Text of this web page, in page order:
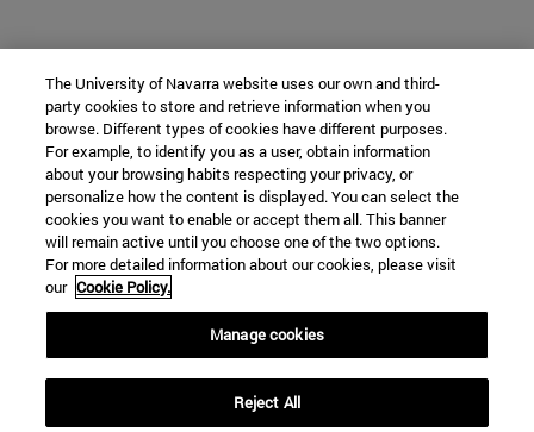
The University of Navarra website uses our own and third-
party cookies to store and retrieve information when you
browse. Different types of cookies have different purposes.
For example, to identify you as a user, obtain information
about your browsing habits respecting your privacy, or
personalize how the content is displayed. You can select the
cookies you want to enable or accept them all. This banner
will remain active until you choose one of the two options.
For more detailed information about our cookies, please visit
our Cookie Policy.
Manage cookies
Reject All